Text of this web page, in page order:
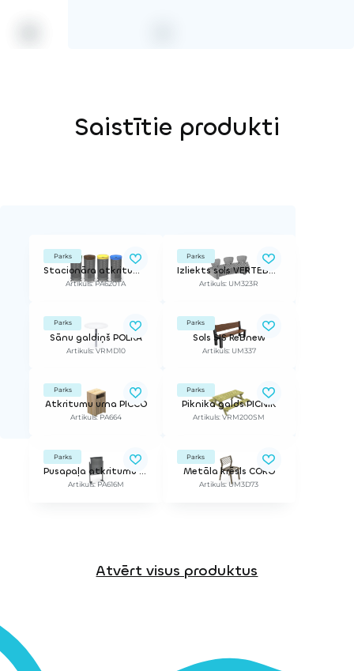
Saistītie produkti
Parks
Stacionāra atkritumu urna ARO SELECTIF
Artikuls: PA620TA
Parks
Izliekts sols VERTEBRA CURVO R
Artikuls: UM323R
Parks
Sānu galdiņš POLKA
Artikuls: VRMD10
Parks
Sols SIS ReBnew
Artikuls: UM337
Parks
Atkritumu urna PICCO
Artikuls: PA664
Parks
Piknika galds PICNIK
Artikuls: VRM200SM
Parks
Pusapaļa atkritumu urna
Artikuls: PA616M
Parks
Metāla krēsls CORO
Artikuls: UM3D73
Atvērt visus produktus